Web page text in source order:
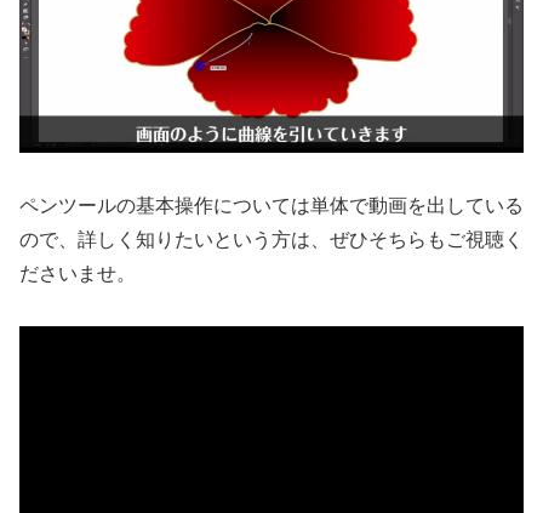
ペンツールの基本操作については単体で動画を出している
ので、詳しく知りたいという方は、ぜひそちらもご視聴く
ださいませ。